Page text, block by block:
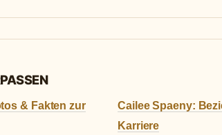
& Fakten zur
Cailee Spaeny:
Karriere